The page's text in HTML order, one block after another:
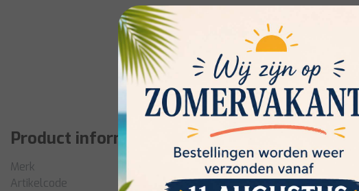
Product informatie
Merk
Artikelcode